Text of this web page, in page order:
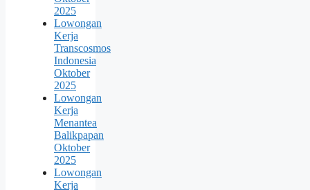
2025
Lowongan
Kerja
Transcosmos
Indonesia
Oktober
2025
Lowongan
Kerja
Menantea
Balikpapan
Oktober
2025
Lowongan
Kerja